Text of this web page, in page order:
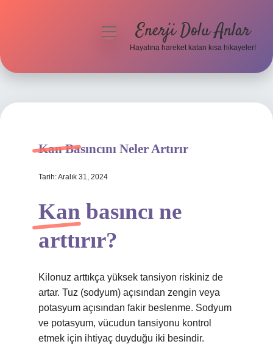
Hakkımızda
menüyüEnerji Dolu Anlar
Hayatına hareket katan kısa hikayeler!
Kan Basıncını Neler Artırır
Tarih: Aralık 31, 2024
Kan basıncı ne
arttırır?
Kilonuz arttıkça yüksek tansiyon riskiniz de
artar. Tuz (sodyum) açısından zengin veya
potasyum açısından fakir beslenme. Sodyum
ve potasyum, vücudun tansiyonu kontrol
etmek için ihtiyaç duyduğu iki besindir.